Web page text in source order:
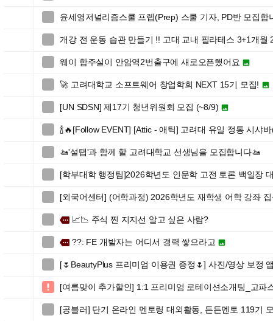
윤세영저널리즘스쿨 프렙(Prep) 스쿨 기자, PD반 모집합
개강 전 운동 습관 만들기 !! 고대 교내 필라테스 3+1개월
웨이 합주실이 안암역2번출구에 새로오픈했어요 
🚀 고려대학교 소프트웨어 창업학회 NEXT 15기 모집! 
[UN SDSN] 제17기 청년위원회 모집 (~8/9) 
🍾🔥[Follow EVENT] [Attic - 애틱] 고려대 유일 정통 시샤바
🚤'설탭'과 함께 할 고려대학교 선생님을 모집합니다🚤
[학부대학 행정팀]2026학년도 인문학 고전 토론 백일장
[외국어센터] (어학과정) 2026학년도 재학생 어학 강좌
more 📈📉 주식 찐 지지선 알고 싶은 사람?
more ??: FE 개발자는 어디서 경력 쌓으라고 
[🌷BeautyPlus 프리미엄 이용권 증정🌷] 사진/영상 보정
 [여름맞이 추가할인] 1:1 프리미엄 로테이션소개팅_고파
[공블러] 단기 온라인 멘토링 대외활동, 든든멘토 119기